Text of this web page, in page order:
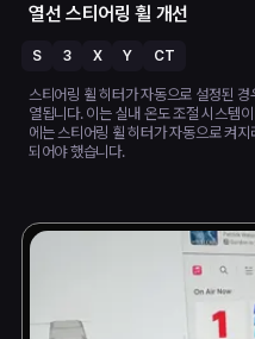
열선 스티어링 휠 개선
S 3 X Y CT
스티어링 휠 히터가 자동으로 설정된
열됩니다. 이는 실내 온도 조절 시스템
에는 스티어링 휠 히터가 자동으로 켜
되어야 했습니다.